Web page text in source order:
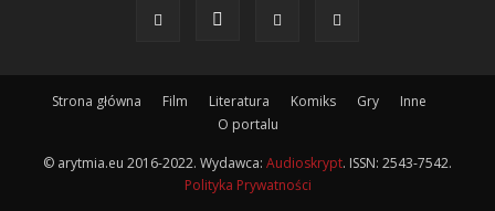
Strona główna Film Literatura Komiks Gry
Inne
O portalu
© arytmia.eu 2016-2022. Wydawca: Audioskrypt. ISSN: 2543-7542.
Polityka Prywatności